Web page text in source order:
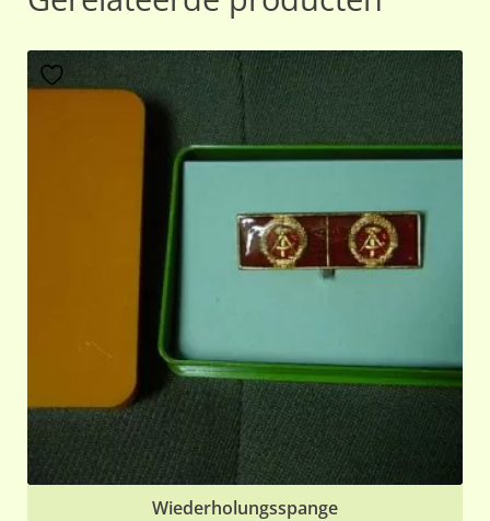
Wiederholungsspange